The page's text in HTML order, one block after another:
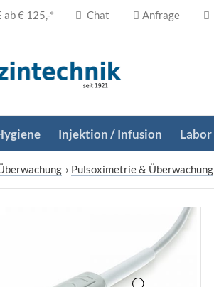
€ 125,-* Chat Anfrage
Injektion / Infusion Labor
› Pulsoximetrie & Überwachung